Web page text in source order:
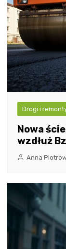
Drogi i
Nowa
wzdłuż
Anna